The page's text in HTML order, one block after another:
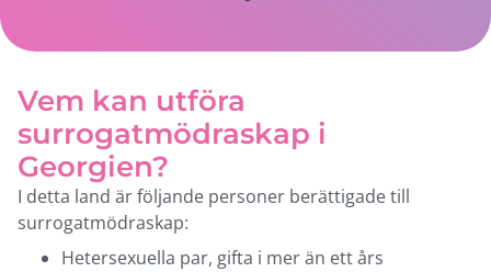
Vem kan utföra
surrogatmödraskap i
Georgien?
I detta land är följande personer berättigade till
surrogatmödraskap:
Hetersexuella par, gifta i mer än ett års